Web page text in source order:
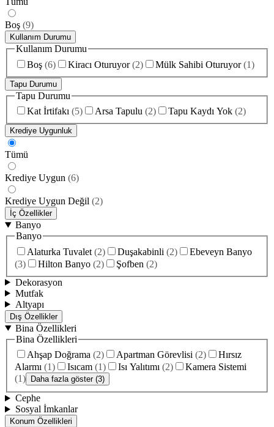
Boş (9)
Kullanım Durumu
Kullanım Durumu
Boş (6) Kiracı Oturuyor (2) Mülk Sahibi Oturuyor (1)
Tapu Durumu
Tapu Durumu
Kat İrtifakı (5) Arsa Tapulu (2) Tapu Kaydı Yok (2)
Krediye Uygunluk
Tümü
Krediye Uygun (6)
Krediye Uygun Değil (2)
İç Özellikler
Banyo
Banyo
Alaturka Tuvalet (2) Duşakabinli (2)
Ebeveyn Banyo
(3) Hilton Banyo (2) Şofben (2)
Dekorasyon
Mutfak
Altyapı
Dış Özellikler
Bina Özellikleri
Bina Özellikleri
Ahşap Doğrama (2) Apartman Görevlisi (2)
Hırsız
Alarmı (1) Isıcam (1) Isı Yalıtımı (2)
Kamera Sistemi
(1) Daha fazla göster (3)
Cephe
Sosyal İmkanlar
Konum Özellikleri